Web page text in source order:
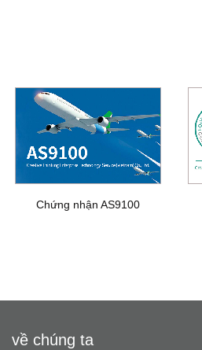
Chứng nhận AS9100
về chúng ta